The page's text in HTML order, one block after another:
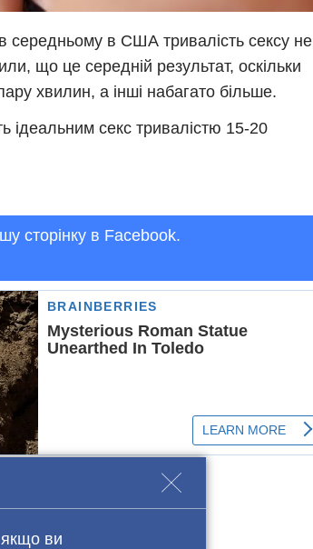
ви
середньому в США тривалість сексу не
що це середній результат, оскільки
хвилин, а інші набагато більше.
секс тривалістю 15-20
сторінку в Facebook.